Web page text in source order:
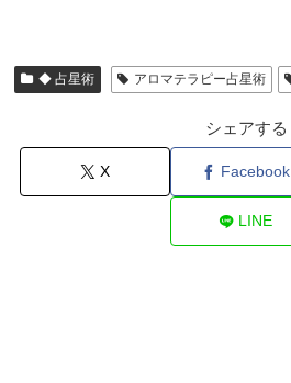
◆ 占星術 アロマテラピー占星術
シェアする
X Facebook
LINE